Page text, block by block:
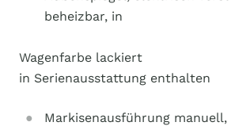
beheizbar, in
Wagenfarbe lackiert
in Serienausstattung enthalten
Markisenausführung